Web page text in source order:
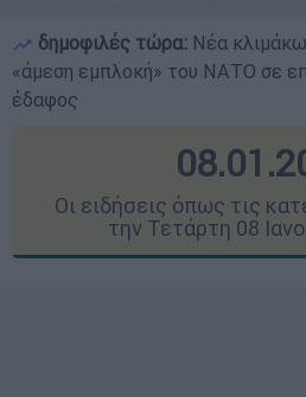
δημοφιλές τώρα: Νέα
«άμεση εμπλοκή» του ΝΑΤΟ σε
έδαφος
Οι ειδήσεις όπως τις
την Τετάρτη 08